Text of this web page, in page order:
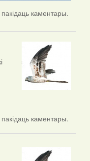
пакідаць каментары.
пакідаць каментары.